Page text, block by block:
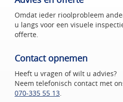
Omdat ieder rioolprobleem
u langs voor een visuele
offerte.
Contact opnemen
Heeft u vragen of wilt u advies?
Neem telefonisch contact met
070-335 55 13